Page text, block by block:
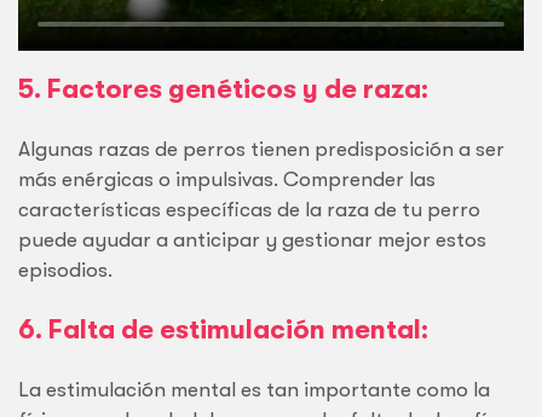
5. Factores genéticos y de raza:
Algunas razas de perros tienen predisposición a ser
más enérgicas o impulsivas. Comprender las
características específicas de la raza de tu perro
puede ayudar a anticipar y gestionar mejor estos
episodios.
6. Falta de estimulación mental:
La estimulación mental es tan importante como la